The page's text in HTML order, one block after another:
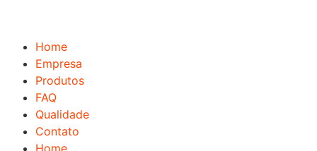
Home
Empresa
Produtos
FAQ
Qualidade
Contato
Home